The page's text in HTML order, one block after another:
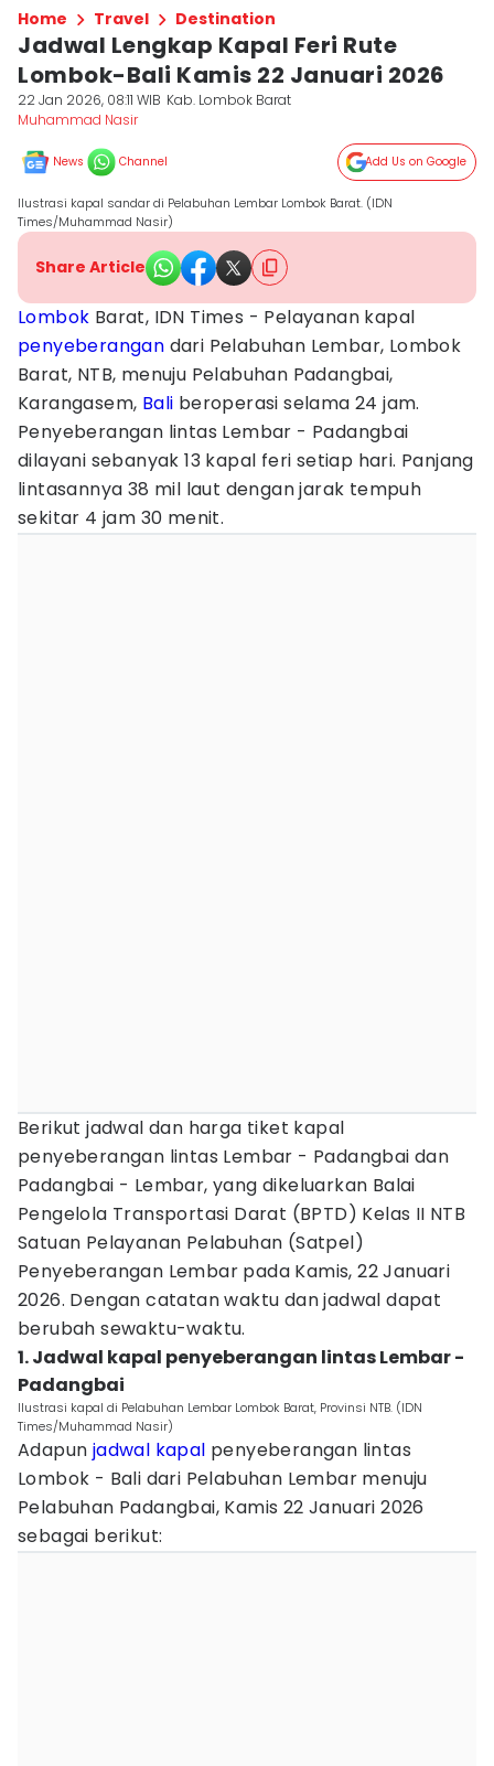
Home Travel Destination
Jadwal Lengkap Kapal Feri Rute
Lombok-Bali Kamis 22 Januari 2026
22 Jan 2026, 08:11 WIB Kab. Lombok Barat
Muhammad Nasir
News Channel Add Us on Google
Ilustrasi kapal sandar di Pelabuhan Lembar Lombok Barat. (IDN
Times/Muhammad Nasir)
Share Article
Lombok Barat, IDN Times - Pelayanan kapal
penyeberangan dari Pelabuhan Lembar, Lombok
Barat, NTB, menuju Pelabuhan Padangbai,
Karangasem, Bali beroperasi selama 24 jam.
Penyeberangan lintas Lembar - Padangbai
dilayani sebanyak 13 kapal feri setiap hari. Panjang
lintasannya 38 mil laut dengan jarak tempuh
sekitar 4 jam 30 menit.
Berikut jadwal dan harga tiket kapal
penyeberangan lintas Lembar - Padangbai dan
Padangbai - Lembar, yang dikeluarkan Balai
Pengelola Transportasi Darat (BPTD) Kelas II NTB
Satuan Pelayanan Pelabuhan (Satpel)
Penyeberangan Lembar pada Kamis, 22 Januari
2026. Dengan catatan waktu dan jadwal dapat
berubah sewaktu-waktu.
1. Jadwal kapal penyeberangan lintas Lembar -
Padangbai
Ilustrasi kapal di Pelabuhan Lembar Lombok Barat, Provinsi NTB. (IDN
Times/Muhammad Nasir)
Adapun jadwal kapal penyeberangan lintas
Lombok - Bali dari Pelabuhan Lembar menuju
Pelabuhan Padangbai, Kamis 22 Januari 2026
sebagai berikut: